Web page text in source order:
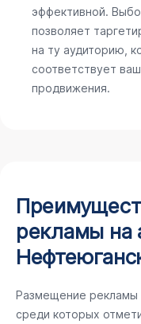
эффективной.
позволяет
на ту аудиторию,
соответствует
продвижения.
рекламы на
Размещение рекламы
среди которых